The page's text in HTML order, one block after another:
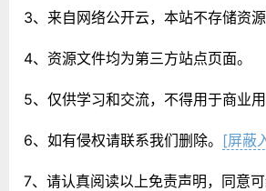
3、来自网络公开云，本站不存储资源
4、资源文件均为第三方站点页面。
5、仅供学习和交流，不得用于商业用
6、如有侵权请联系我们删除。 [屏蔽
7、请认真阅读以上免责声明，同意